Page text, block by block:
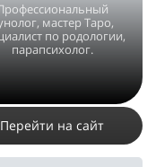
мастер Таро,
по родологии,
парапсихолог.
Перейти на сайт